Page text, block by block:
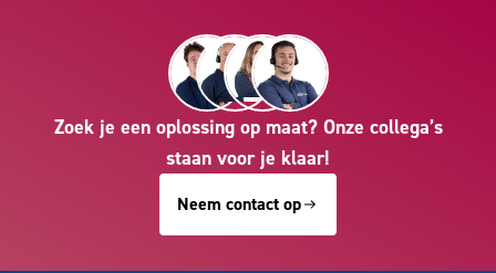
Zoek je een oplossing op maat? Onze collega’s
staan voor je klaar!
Neem contact op